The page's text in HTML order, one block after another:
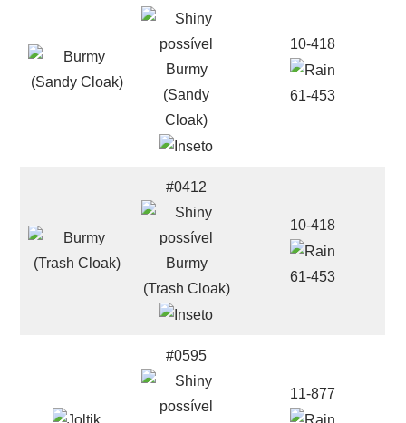
Burmy
(Sandy
Cloak)
10-418
61-453
#0412
Burmy
(Trash Cloak)
10-418
61-453
#0595
11-877